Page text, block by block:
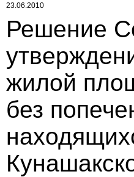
23.06.2010
Решение
жилой
без